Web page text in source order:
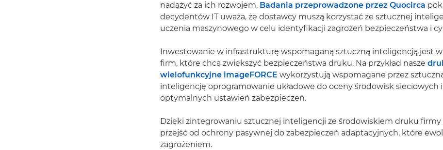
nadążyć za ich rozwojem. Badania przeprowadzone przez Quocirca
decydentów IT uważa, że dostawcy muszą korzystać ze sztucznej
uczenia maszynowego w celu identyfikacji zagrożeń bezpieczeństwa i
Inwestowanie w infrastrukturę wspomaganą sztuczną inteligencją jest
firm, które chcą zwiększyć bezpieczeństwa druku. Na przykład nasze
wielofunkcyjne imageFORCE wykorzystują wspomagane przez
inteligencję oprogramowanie układowe do oceny środowisk sieciowych
optymalnych ustawień zabezpieczeń.
Dzięki zintegrowaniu sztucznej inteligencji ze środowiskiem druku firmy
przejść od ochrony pasywnej do zabezpieczeń adaptacyjnych, które
zagrożeniem.